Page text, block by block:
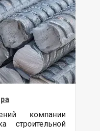
компании
строительной